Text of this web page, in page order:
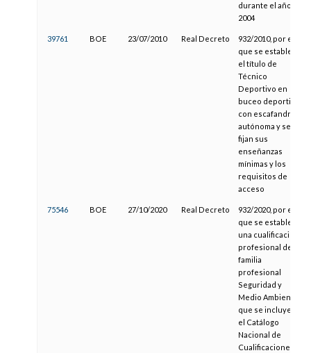
durante el año
2004
39761 BOE 23/07/2010 Real Decreto
932/2010, por el
que se establece
el título de
Técnico
Deportivo en
buceo deportivo
con escafandra
autónoma y se
fijan sus
enseñanzas
mínimas y los
requisitos de
acceso
75546 BOE 27/10/2020 Real Decreto
932/2020, por el
que se establece
una cualificación
profesional de la
familia
profesional
Seguridad y
Medio Ambiente,
que se incluye en
el Catálogo
Nacional de
Cualificaciones